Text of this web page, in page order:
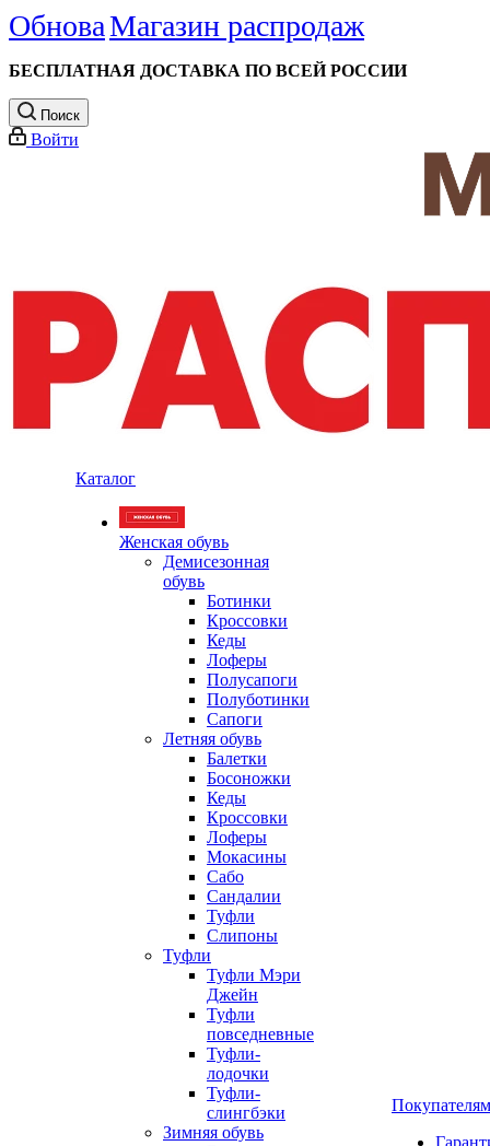
ОбноваМагазин распродаж
БЕСПЛАТНАЯ ДОСТАВКА ПО ВСЕЙ РОССИИ
Поиск
Войти
Каталог
Женская обувь
Демисезонная
обувь
Ботинки
Кроссовки
Кеды
Лоферы
Полусапоги
Полуботинки
Сапоги
Летняя обувь
Балетки
Босоножки
Кеды
Кроссовки
Лоферы
Мокасины
Сабо
Сандалии
Туфли
Слипоны
Туфли
Туфли Мэри
Джейн
Туфли
повседневные
Туфли-
лодочки
Туфли-
слингбэки
Зимняя обувь
Покупателям